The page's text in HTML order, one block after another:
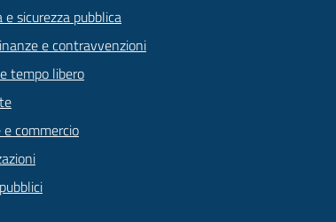
e sicurezza pubblica
e contravvenzioni
tempo libero
e commercio